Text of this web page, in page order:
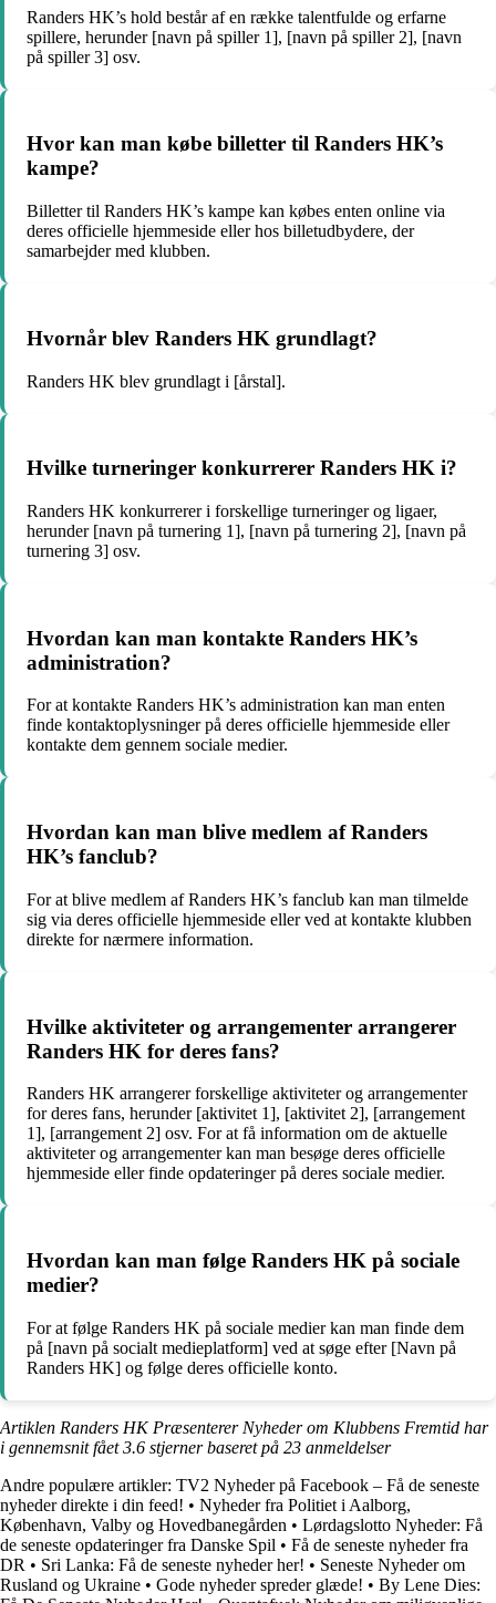
Randers HK’s hold består af en række talentfulde og erfarne
spillere, herunder [navn på spiller 1], [navn på spiller 2], [navn
på spiller 3] osv.
Hvor kan man købe billetter til Randers HK’s
kampe?
Billetter til Randers HK’s kampe kan købes enten online via
deres officielle hjemmeside eller hos billetudbydere, der
samarbejder med klubben.
Hvornår blev Randers HK grundlagt?
Randers HK blev grundlagt i [årstal].
Hvilke turneringer konkurrerer Randers HK i?
Randers HK konkurrerer i forskellige turneringer og ligaer,
herunder [navn på turnering 1], [navn på turnering 2], [navn på
turnering 3] osv.
Hvordan kan man kontakte Randers HK’s
administration?
For at kontakte Randers HK’s administration kan man enten
finde kontaktoplysninger på deres officielle hjemmeside eller
kontakte dem gennem sociale medier.
Hvordan kan man blive medlem af Randers
HK’s fanclub?
For at blive medlem af Randers HK’s fanclub kan man tilmelde
sig via deres officielle hjemmeside eller ved at kontakte klubben
direkte for nærmere information.
Hvilke aktiviteter og arrangementer arrangerer
Randers HK for deres fans?
Randers HK arrangerer forskellige aktiviteter og arrangementer
for deres fans, herunder [aktivitet 1], [aktivitet 2], [arrangement
1], [arrangement 2] osv. For at få information om de aktuelle
aktiviteter og arrangementer kan man besøge deres officielle
hjemmeside eller finde opdateringer på deres sociale medier.
Hvordan kan man følge Randers HK på sociale
medier?
For at følge Randers HK på sociale medier kan man finde dem
på [navn på socialt medieplatform] ved at søge efter [Navn på
Randers HK] og følge deres officielle konto.
Artiklen Randers HK Præsenterer Nyheder om Klubbens Fremtid har
i gennemsnit fået3.6 stjerner baseret på 23 anmeldelser
Andre populære artikler: TV2 Nyheder på Facebook – Få de seneste
nyheder direkte i din feed! • Nyheder fra Politiet i Aalborg,
København, Valby og Hovedbanegården • Lørdagslotto Nyheder: Få
de seneste opdateringer fra Danske Spil • Få de seneste nyheder fra
DR • Sri Lanka: Få de seneste nyheder her! • Seneste Nyheder om
Rusland og Ukraine • Gode nyheder spreder glæde! • By Lene Dies: